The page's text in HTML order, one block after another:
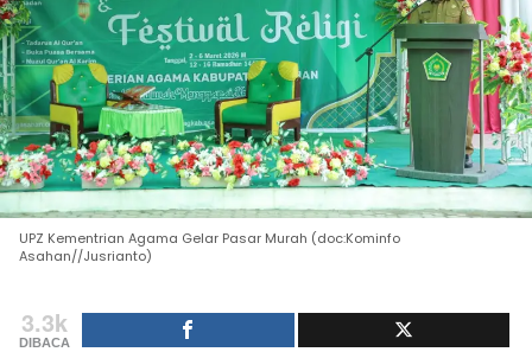
UPZ Kementrian Agama Gelar Pasar Murah (doc:Kominfo
Asahan//Jusrianto)
3.3k
DIBACA